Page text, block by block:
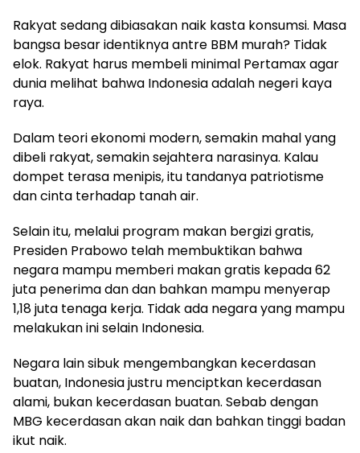
Rakyat sedang dibiasakan naik kasta konsumsi. Masa
bangsa besar identiknya antre BBM murah? Tidak
elok. Rakyat harus membeli minimal Pertamax agar
dunia melihat bahwa Indonesia adalah negeri kaya
raya.
Dalam teori ekonomi modern, semakin mahal yang
dibeli rakyat, semakin sejahtera narasinya. Kalau
dompet terasa menipis, itu tandanya patriotisme
dan cinta terhadap tanah air.
Selain itu, melalui program makan bergizi gratis,
Presiden Prabowo telah membuktikan bahwa
negara mampu memberi makan gratis kepada 62
juta penerima dan dan bahkan mampu menyerap
1,18 juta tenaga kerja. Tidak ada negara yang mampu
melakukan ini selain Indonesia.
Negara lain sibuk mengembangkan kecerdasan
buatan, Indonesia justru menciptkan kecerdasan
alami, bukan kecerdasan buatan. Sebab dengan
MBG kecerdasan akan naik dan bahkan tinggi badan
ikut naik.